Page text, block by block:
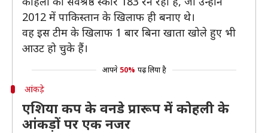
2012 में पाकिस्तान के खिलाफ ही बनाए थे।
वह इस टीम के खिलाफ 1 बार बिना खाता खोले हुए भी
आउट हो चुके हैं।
आपने 50% पढ़ लिया है
आंकड़े
एशिया कप के वनडे प्रारूप में कोहली के
आंकड़ों पर एक नजर